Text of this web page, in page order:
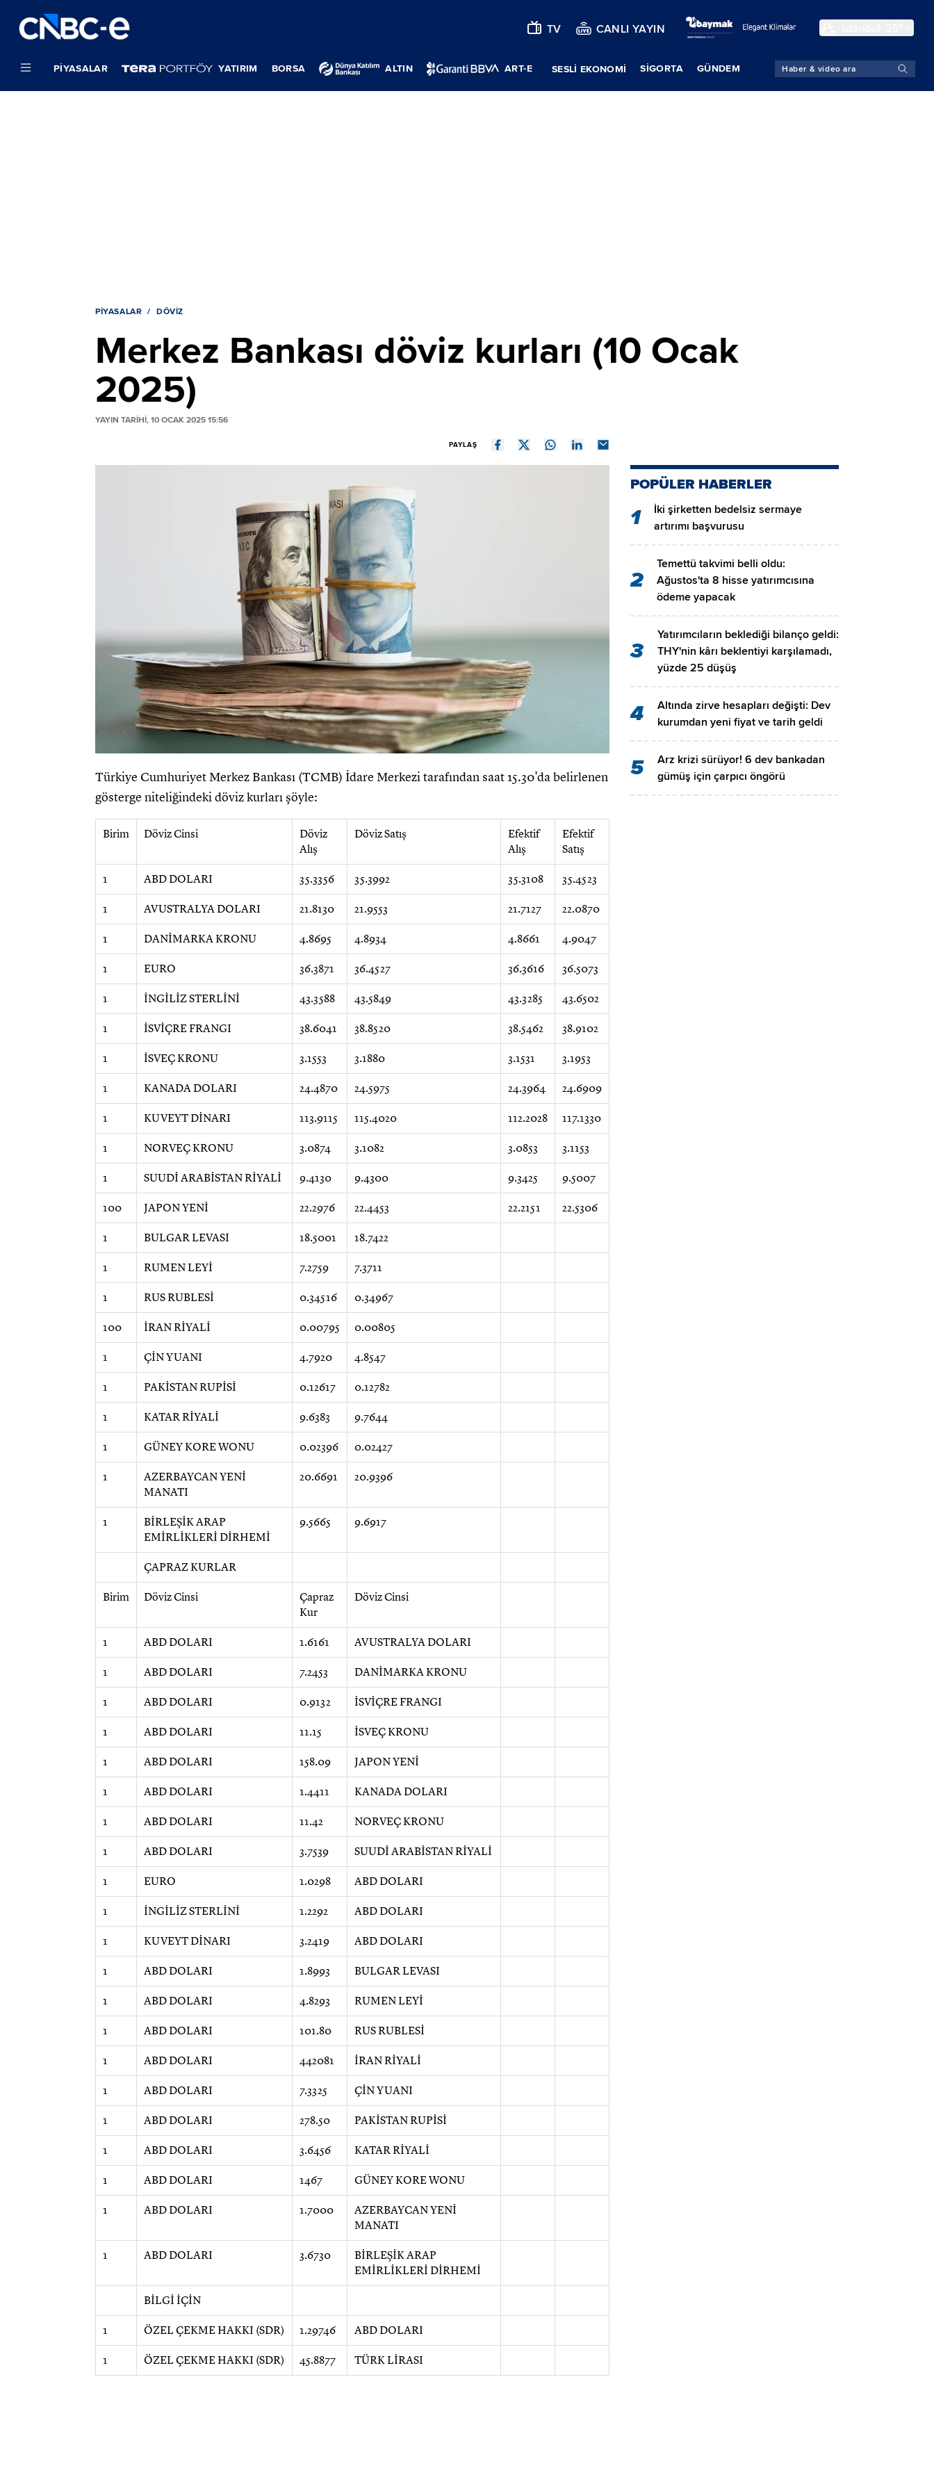
TV CANLI YAYIN
PIYASALAR YATIRIM BORSA ALTIN ART-E SESLİ EKONOMİ SIGORTA GÜNDEM
PIYASALAR DÖVIZ
Merkez Bankası döviz kurları (10 Ocak
2025)
YAYIN TARİHİ, 10 OCAK 2025 15:56
PAYLAŞ
Türkiye Cumhuriyet Merkez Bankası (TCMB) İdare Merkezi tarafından saat 15.30'da belirlenen
gösterge niteliğindeki döviz kurları şöyle:
Birim Döviz Cinsi
Döviz
Alış
Döviz Satış
Efektif
Alış
Efektif
Satış
1 ABD DOLARI 35.3356 35.3992 35.3108 35.4523
1 AVUSTRALYA DOLARI 21.8130 21.9553 21.7127 22.0870
1 DANİMARKA KRONU 4.8695 4.8934 4.8661 4.9047
1 EURO 36.3871 36.4527 36.3616 36.5073
1 İNGİLİZ STERLİNİ 43.3588 43.5849 43.3285 43.6502
1 İSVİÇRE FRANGI 38.6041 38.8520 38.5462 38.9102
1 İSVEÇ KRONU 3.1553 3.1880 3.1531 3.1953
1 KANADA DOLARI 24.4870 24.5975 24.3964 24.6909
1 KUVEYT DİNARI 113.9115 115.4020 112.2028 117.1330
1 NORVEÇ KRONU 3.0874 3.1082 3.0853 3.1153
1 SUUDİ ARABİSTAN RİYALİ 9.4130 9.4300 9.3425 9.5007
100 JAPON YENİ 22.2976 22.4453 22.2151 22.5306
1 BULGAR LEVASI 18.5001 18.7422
1 RUMEN LEYİ 7.2759 7.3711
1 RUS RUBLESİ 0.34516 0.34967
100 İRAN RİYALİ 0.00795 0.00805
1 ÇİN YUANI 4.7920 4.8547
1 PAKİSTAN RUPİSİ 0.12617 0.12782
1 KATAR RİYALİ 9.6383 9.7644
1 GÜNEY KORE WONU 0.02396 0.02427
1
AZERBAYCAN YENİ
MANATI
20.6691 20.9396
1
BİRLEŞİK ARAP
EMİRLİKLERİ DİRHEMİ
9.5665 9.6917
ÇAPRAZ KURLAR
Birim Döviz Cinsi
Çapraz
Kur
Döviz Cinsi
1 ABD DOLARI 1.6161 AVUSTRALYA DOLARI
1 ABD DOLARI 7.2453 DANİMARKA KRONU
1 ABD DOLARI 0.9132 İSVİÇRE FRANGI
1 ABD DOLARI 11.15 İSVEÇ KRONU
1 ABD DOLARI 158.09 JAPON YENİ
1 ABD DOLARI 1.4411 KANADA DOLARI
1 ABD DOLARI 11.42 NORVEÇ KRONU
1 ABD DOLARI 3.7539 SUUDİ ARABİSTAN RİYALİ
1 EURO 1.0298 ABD DOLARI
1 İNGİLİZ STERLİNİ 1.2292 ABD DOLARI
1 KUVEYT DİNARI 3.2419 ABD DOLARI
1 ABD DOLARI 1.8993 BULGAR LEVASI
1 ABD DOLARI 4.8293 RUMEN LEYİ
1 ABD DOLARI 101.80 RUS RUBLESİ
1 ABD DOLARI 442081 İRAN RİYALİ
1 ABD DOLARI 7.3325 ÇİN YUANI
1 ABD DOLARI 278.50 PAKİSTAN RUPİSİ
1 ABD DOLARI 3.6456 KATAR RİYALİ
1 ABD DOLARI 1467 GÜNEY KORE WONU
1 ABD DOLARI 1.7000
AZERBAYCAN YENİ
MANATI
1 ABD DOLARI 3.6730
BİRLEŞİK ARAP
EMİRLİKLERİ DİRHEMİ
BİLGİ İÇİN
1 ÖZEL ÇEKME HAKKI (SDR) 1.29746 ABD DOLARI
1 ÖZEL ÇEKME HAKKI (SDR) 45.8877 TÜRK LİRASI
POPÜLER HABERLER
1
İki şirketten bedelsiz sermaye
artırımı başvurusu
2
Temettü takvimi belli oldu:
Ağustos'ta 8 hisse yatırımcısına
ödeme yapacak
3
Yatırımcıların beklediği bilanço geldi:
THY'nin kârı beklentiyi karşılamadı,
yüzde 25 düşüş
4
Altında zirve hesapları değişti: Dev
kurumdan yeni fiyat ve tarih geldi
5
Arz krizi sürüyor! 6 dev bankadan
gümüş için çarpıcı öngörü